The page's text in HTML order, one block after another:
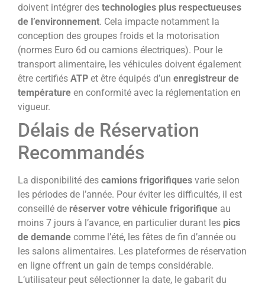
doivent intégrer des technologies plus respectueuses
de l’environnement. Cela impacte notamment la
conception des groupes froids et la motorisation
(normes Euro 6d ou camions électriques). Pour le
transport alimentaire, les véhicules doivent également
être certifiés ATP et être équipés d’un enregistreur de
température en conformité avec la réglementation en
vigueur.
Délais de Réservation
Recommandés
La disponibilité des camions frigorifiques varie selon
les périodes de l’année. Pour éviter les difficultés, il est
conseillé de réserver votre véhicule frigorifique au
moins 7 jours à l’avance, en particulier durant les pics
de demande comme l’été, les fêtes de fin d’année ou
les salons alimentaires. Les plateformes de réservation
en ligne offrent un gain de temps considérable.
L’utilisateur peut sélectionner la date, le gabarit du